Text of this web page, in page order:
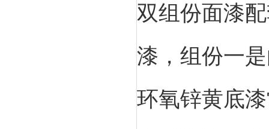
双组份面漆
漆，组份一
环氧锌黄底